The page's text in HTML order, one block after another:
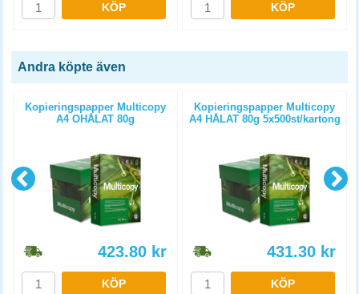
KÖP KÖP
Andra köpte även
Kopieringspapper Multicopy
A4 OHÅLAT 80g
423.80 kr
KÖP
Kopieringspapper Multicopy
A4 HÅLAT 80g 5x500st/kartong
431.30 kr
KÖP